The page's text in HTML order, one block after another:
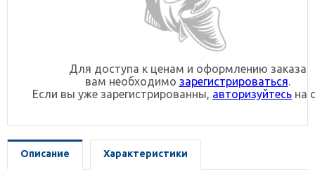
Для доступа к ценам и оформлению заказа
вам необходимо зарегистрироваться.
Если вы уже зарегистрированны, авторизуйтесь на
Описание Характеристики